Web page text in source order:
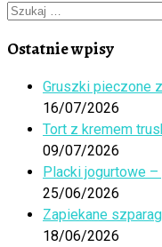
Szukaj
Ostatnie wpisy
Gruszki pieczone
16/07/2026
Tort z kremem
09/07/2026
Placki jogurtowe
25/06/2026
Zapiekane
18/06/2026